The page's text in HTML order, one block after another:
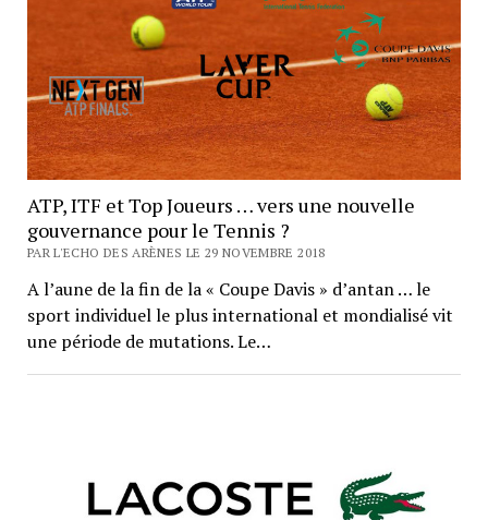
ATP, ITF et Top Joueurs … vers une nouvelle
gouvernance pour le Tennis ?
PAR L'ECHO DES ARÈNES LE 29 NOVEMBRE 2018
A l’aune de la fin de la « Coupe Davis » d’antan … le
sport individuel le plus international et mondialisé vit
une période de mutations. Le…